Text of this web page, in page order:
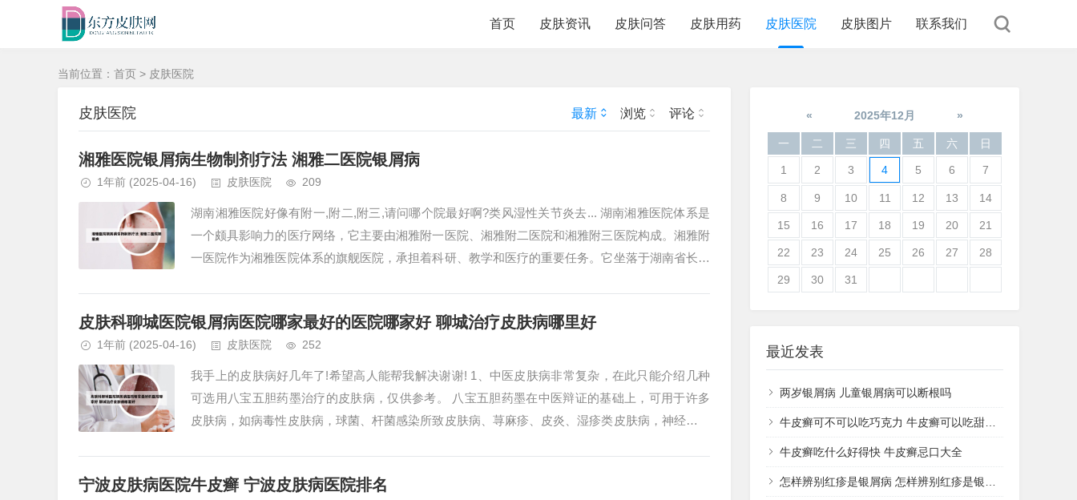
首页 皮肤资讯 皮肤问答 皮肤用药 皮肤医院 皮肤图片 联系我们
当前位置： 首页 > 皮肤医院
皮肤医院 最新 浏览 评论
湘雅医院银屑病生物制剂疗法 湘雅二医院银屑病
1年前 (2025-04-16) 皮肤医院 209
湖南湘雅医院好像有附一,附二,附三,请问哪个院最好啊?类风湿性关节炎去... 湖南湘雅医院体系是
一个颇具影响力的医疗网络，它主要由湘雅附一医院、湘雅附二医院和湘雅附三医院构成。湘雅附
一医院作为湘雅医院体系的旗舰医院，承担着科研、教学和医疗的重要任务。它坐落于湖南省长沙
皮肤科聊城医院银屑病医院哪家最好的医院哪家好 聊城治疗皮肤病哪里好
1年前 (2025-04-16) 皮肤医院 252
我手上的皮肤病好几年了!希望高人能帮我解决谢谢! 1、中医皮肤病非常复杂，在此只能介绍几种
可选用八宝五胆药墨治疗的皮肤病，仅供参考。 八宝五胆药墨在中医辩证的基础上，可用于许多
皮肤病，如病毒性皮肤病，球菌、杆菌感染所致皮肤病、荨麻疹、皮炎、湿疹类皮肤病，神经障碍
宁波皮肤病医院牛皮癣 宁波皮肤病医院排名
« 2025年12月 »
一 二 三 四 五 六 日
1 2 3 4 5 6 7
8 9 10 11 12 13 14
15 16 17 18 19 20 21
22 23 24 25 26 27 28
29 30 31
最近发表
两岁银屑病 儿童银屑病可以断根吗
牛皮癣可不可以吃巧克力 牛皮癣可以吃甜品吗
牛皮癣吃什么好得快 牛皮癣忌口大全
怎样辨别红疹是银屑病 怎样辨别红疹是银屑病还是湿疹